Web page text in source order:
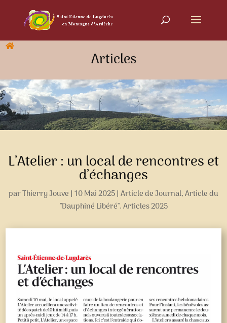
Articles
L’Atelier : un local de rencontres et
d’échanges
parThierry Jouve | 10 Mai 2025| Article de Journal,Article du
"Dauphiné Libéré",Articles 2025